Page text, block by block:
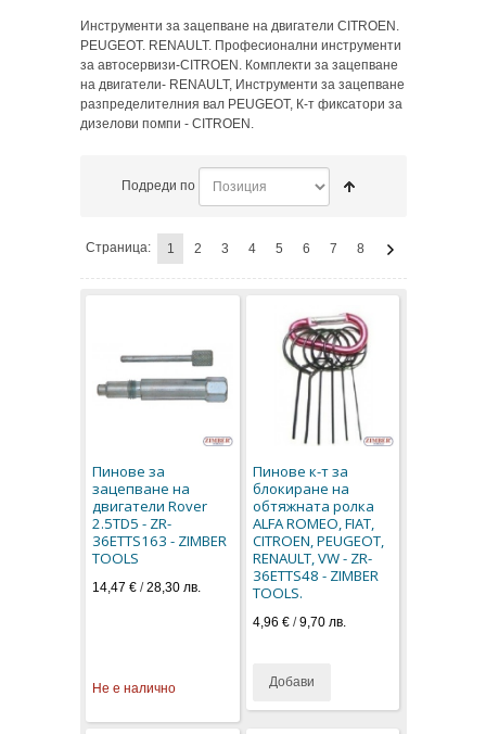
Инструменти за зацепване на двигатели CITROEN.
PEUGEOT. RENAULT. Професионални инструменти
за автосервизи-CITROEN. Комплекти за зацепване
на двигатели- RENAULT, Инструменти за зацепване
разпределителния вал PEUGEOT, К-т фиксатори за
дизелови помпи - CITROEN.
Подреди по
Страница: 1 2 3 4 5 6 7 8
Пинове за
зацепване на
двигатели Rover
2.5TD5 - ZR-
36ETTS163 - ZIMBER
TOOLS
14,47 € /28,30 лв.
Не е налично
Пинове к-т за
блокиране на
обтяжната ролка
ALFA ROMEO, FIAT,
CITROEN, PEUGEOT,
RENAULT, VW - ZR-
36ETTS48 - ZIMBER
TOOLS.
4,96 €/9,70 лв.
Добави